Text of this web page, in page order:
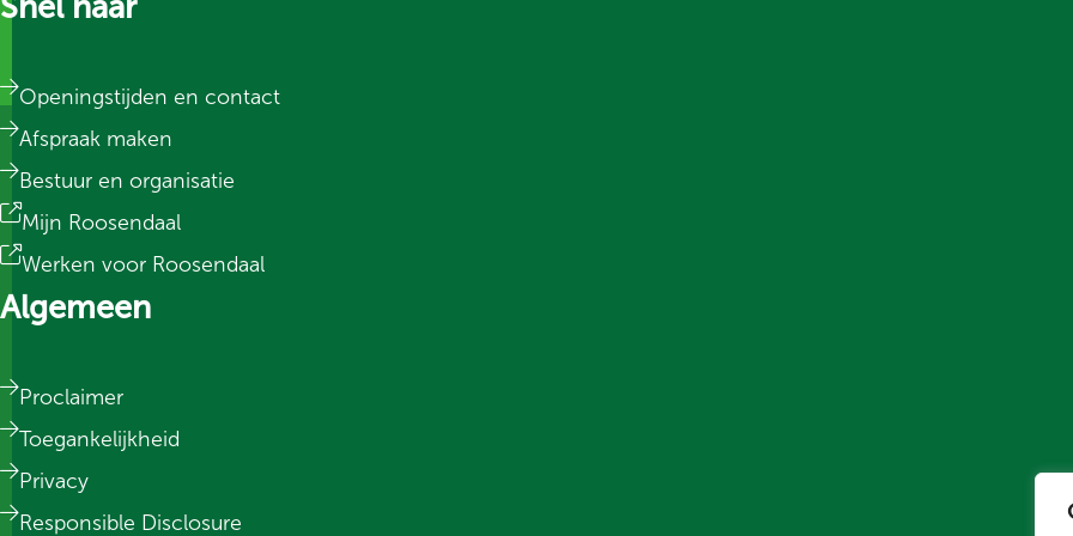
Snel naar
Openingstijden en contact
Afspraak maken
Bestuur en organisatie
Mijn Roosendaal
Werken voor Roosendaal
Algemeen
Proclaimer
Toegankelijkheid
Privacy
Responsible Disclosure